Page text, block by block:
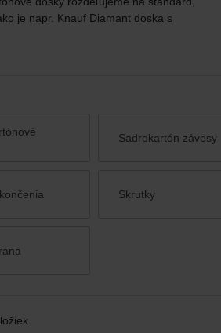
je napr. Knauf Diamant doska s
Sadrokartón závesy
Skrutky